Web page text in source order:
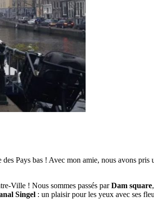
Pays bas ! Avec mon amie, nous avons
Ville ! Nous sommes passés parDam square
Singel : un plaisir pour les yeux avec ses